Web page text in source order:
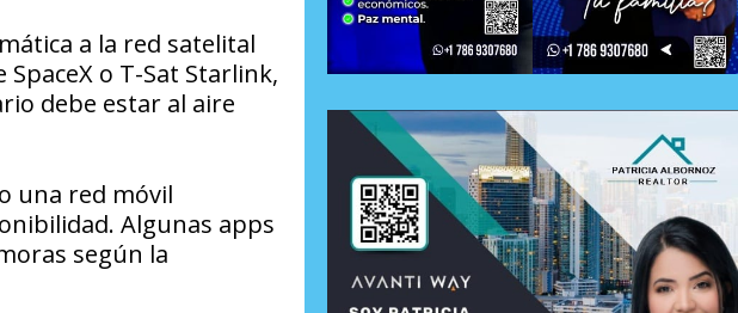
a la red satelital
o T-Sat Starlink,
debe estar al aire
una red móvil
Algunas apps
según la